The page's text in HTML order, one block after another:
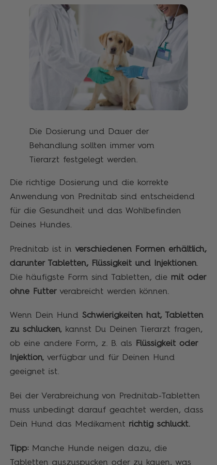
Die Dosierung und Dauer der
Behandlung sollten immer vom
Tierarzt festgelegt werden.
Die richtige Dosierung und die korrekte
Anwendung von Prednitab sind entscheidend
für die Gesundheit und das Wohlbefinden
Deines Hundes.
Prednitab ist inverschiedenen Formen erhältlich,
darunter Tabletten, Flüssigkeit und Injektionen.
Die häufigste Form sind Tabletten, die mit oder
ohne Futter verabreicht werden können.
Wenn Dein Hund Schwierigkeiten hat, Tabletten
zu schlucken, kannst Du Deinen Tierarzt fragen,
ob eine andere Form, z. B. als
Flüssigkeit oder
Injektion, verfügbar und für Deinen Hund
geeignet ist.
Bei der Verabreichung von Prednitab-Tabletten
muss unbedingt darauf geachtet werden, dass
Dein Hund das Medikament richtig schluckt.
Tipp: Manche Hunde neigen dazu, die
Tabletten auszuspucken oder zu kauen, was